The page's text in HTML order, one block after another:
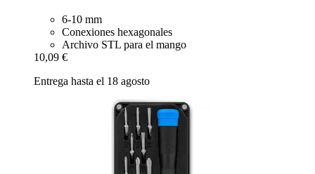
6-10 mm
Conexiones hexagonales
Archivo STL para el mango
10,09 €
Entrega hasta el 18 agosto